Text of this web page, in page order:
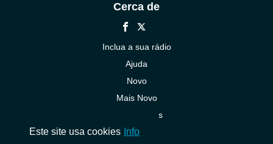
Cerca de
Inclua a sua rádio
Ajuda
Novo
Mais Novo
Contacte-nos
Este site usa cookies Info